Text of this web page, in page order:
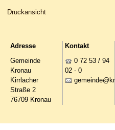
Druckansicht
Adresse
Gemeinde
Kronau
Kirrlacher
Straße 2
76709 Kronau
Kontakt
0 72 53 / 94
02 - 0
g m nd kr